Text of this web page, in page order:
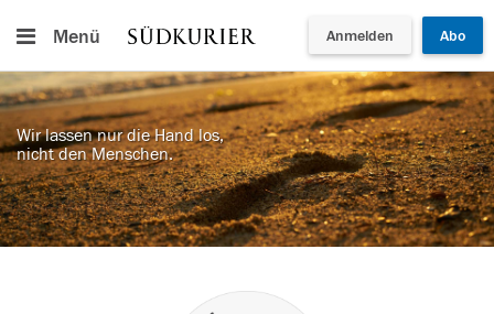
Menü Anmelden Abo
Wir lassen nur die Hand los,
nicht den Menschen.